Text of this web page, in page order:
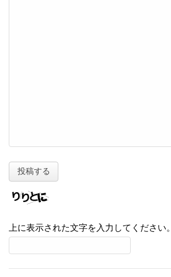
上に表示された文字を入力してください。